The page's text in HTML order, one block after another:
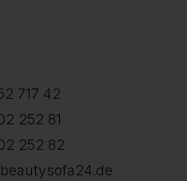
717 42
252 81
252 82